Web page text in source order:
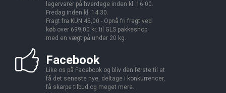
lagervarer på hverdage inden kl. 16.00.
Fredag inden kl. 14.30.
Fragt fra KUN 45,00 - Opnå fri fragt ved
køb over 699,00 kr. til GLS pakkeshop
med en vægt på under 20 kg.
Facebook
Like os på Facebook og bliv den første til at
få det seneste nye, deltage i konkurrencer,
få skarpe tilbud og meget mere.